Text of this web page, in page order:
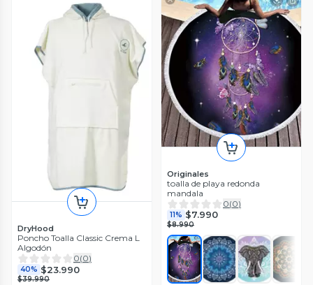
DryHood
Poncho Toalla Classic Crema L
Algodón
0(0)
40% $23.990
$39.990
Originales
toalla de playa redonda
mandala
0(0)
11% $7.990
$8.990